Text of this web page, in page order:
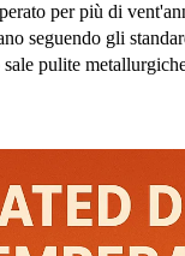
per più di
seguendo gli
pulite